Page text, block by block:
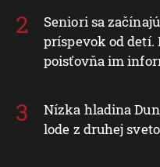
Seniori sa
príspevok od detí.
poisťovňa im
Nízka hladina
lode z druhej